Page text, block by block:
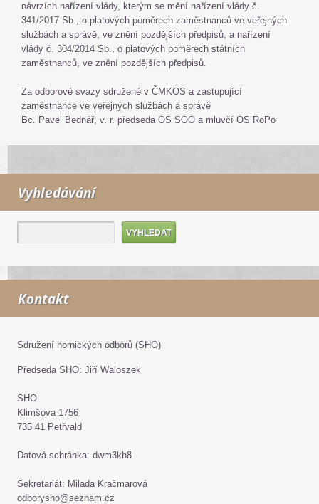
návrzích nařízení vlády, kterým se mění nařízení vlády č.
341/2017 Sb., o platových poměrech zaměstnanců ve veřejných
službách a správě, ve znění pozdějších předpisů, a nařízení
vlády č. 304/2014 Sb., o platových poměrech státních
zaměstnanců, ve znění pozdějších předpisů.
Za odborové svazy sdružené v ČMKOS a zastupující
zaměstnance ve veřejných službách a správě
Bc. Pavel Bednář, v. r. předseda OS SOO a mluvčí OS RoPo
Vyhledávání
Kontakt
Sdružení hornických odborů (SHO)
Předseda SHO: Jiří Waloszek
SHO
Klimšova 1756
735 41 Petřvald
Datová schránka: dwm3kh8
Sekretariát: Milada Kračmarová
odborysho@seznam.cz